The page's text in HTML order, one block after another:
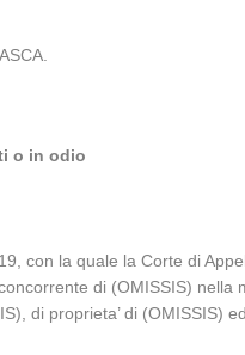
o in odio
con la quale la Corte di
di (OMISSIS) nella
di proprieta’ di (OMISSIS)